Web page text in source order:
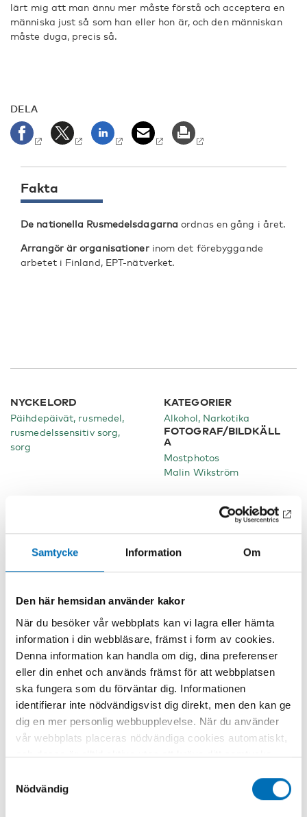
Samtycke Information Om
Den här hemsidan använder kakor
När du besöker vår webbplats kan vi lagra eller hämta
information i din webbläsare, främst i form av cookies.
Denna information kan handla om dig, dina preferenser
eller din enhet och används främst för att webbplatsen
ska fungera som du förväntar dig. Informationen
identifierar inte nödvändigsvist dig direkt, men den kan ge
dig en mer personlig webbupplevelse. När du använder
vår webbplats placeras nödvändiga cookies automatiskt,
och dessa är alltid aktiva utan att kräva ditt samtycke.
använda webbplatsen och dess funktioner. Vi respekterar
din integritet, och du kan välja vilka ytterligare cookies
Nödvändig
lärt mig att man ännu mer måste förstå och acceptera en
människa just så som han eller hon är, och den människan
måste duga, precis så.
DELA
Fakta
De nationella Rusmedelsdagarnaordnas en gång i året.
Arrangör är organisationerinom det förebyggande
arbetet i Finland, EPT-nätverket.
NYCKELORD
Päihdepäivät, rusmedel,
rusmedelssensitiv sorg,
sorg
KATEGORIER
Alkohol Narkotika
FOTOGRAF/BILDKÄLL
A
Mostphotos
Malin Wikström